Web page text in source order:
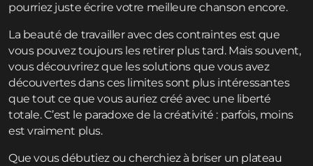
pourriez juste écrire votre meilleure chanson encore.
La beauté de travailler avec des contraintes est que
vous pouvez toujours les retirer plus tard. Mais souvent,
vous découvrirez que les solutions que vous avez
découvertes dans ces limites sont plus intéressantes
que tout ce que vous auriez créé avec une liberté
totale. C’est le paradoxe de la créativité : parfois, moins
est vraiment plus.
Que vous débutiez ou cherchiez à briser un plateau